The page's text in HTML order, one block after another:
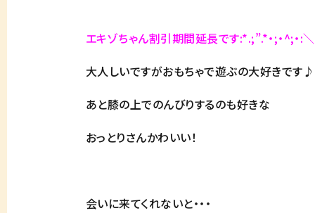
エキゾちゃん割引期間延長です:*.;”.*・;・^;・:
大人しいですがおもちゃで遊ぶの大好きです♪
あと膝の上でのんびりするのも好きな
おっとりさんかわいい！
会いに来てくれないと・・・